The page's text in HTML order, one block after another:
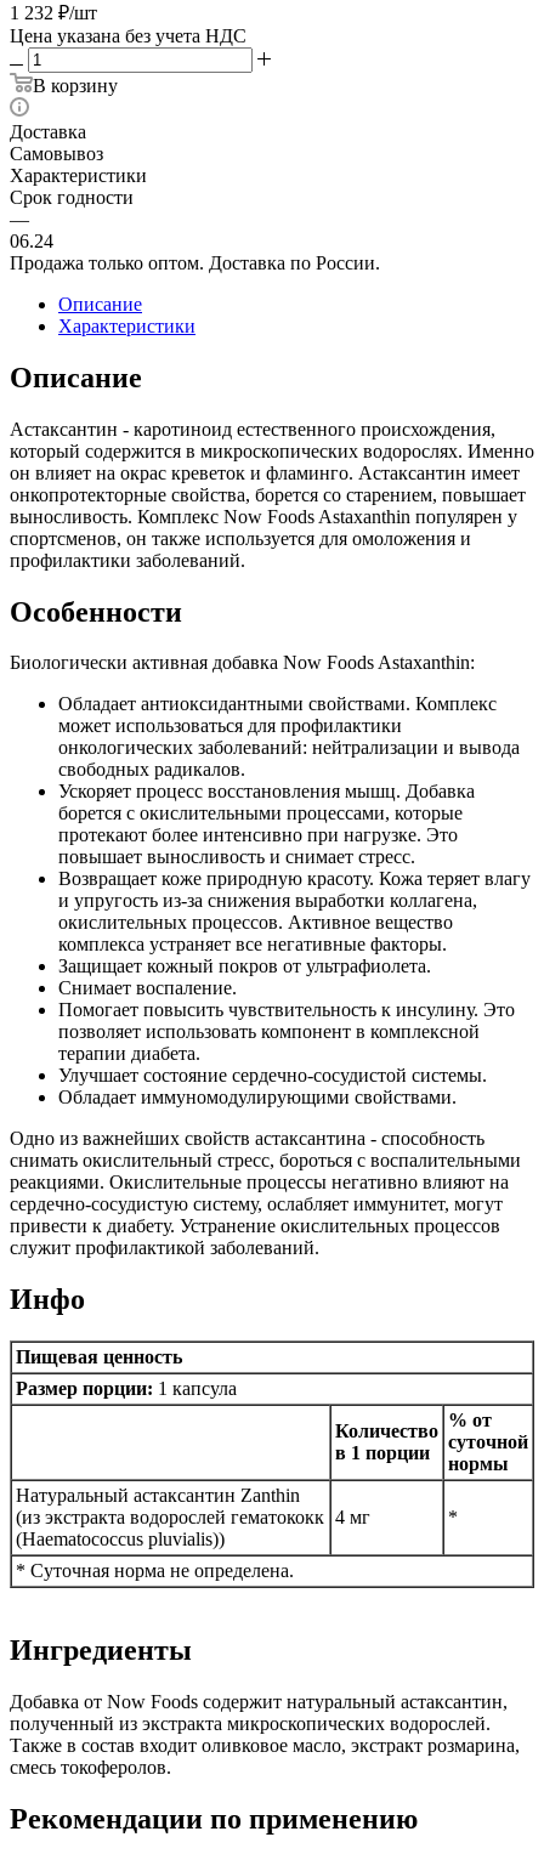
1 232 ₽/шт
Цена указана без учета НДС
В корзину
Доставка
Самовывоз
Характеристики
Срок годности
—
06.24
Продажа только оптом. Доставка по России.
Описание
Характеристики
Описание
Астаксантин - каротиноид естественного происхождения,
который содержится в микроскопических водорослях. Именно
он влияет на окрас креветок и фламинго. Астаксантин имеет
онкопротекторные свойства, борется со старением, повышает
выносливость. Комплекс Now Foods Astaxanthin популярен у
спортсменов, он также используется для омоложения и
профилактики заболеваний.
Особенности
Биологически активная добавка Now Foods Astaxanthin:
Обладает антиоксидантными свойствами. Комплекс
может использоваться для профилактики
онкологических заболеваний: нейтрализации и вывода
свободных радикалов.
Ускоряет процесс восстановления мышц. Добавка
борется с окислительными процессами, которые
протекают более интенсивно при нагрузке. Это
повышает выносливость и снимает стресс.
Возвращает коже природную красоту. Кожа теряет влагу
и упругость из-за снижения выработки коллагена,
окислительных процессов. Активное вещество
комплекса устраняет все негативные факторы.
Защищает кожный покров от ультрафиолета.
Снимает воспаление.
Помогает повысить чувствительность к инсулину. Это
позволяет использовать компонент в комплексной
терапии диабета.
Улучшает состояние сердечно-сосудистой системы.
Обладает иммуномодулирующими свойствами.
Одно из важнейших свойств астаксантина - способность
снимать окислительный стресс, бороться с воспалительными
реакциями. Окислительные процессы негативно влияют на
сердечно-сосудистую систему, ослабляет иммунитет, могут
привести к диабету. Устранение окислительных процессов
служит профилактикой заболеваний.
Инфо
Пищевая ценность
Размер порции: 1 капсула
Количество
в 1 порции
% от
суточной
нормы
Натуральный астаксантин Zanthin
(из экстракта водорослей гематококк
(Haematococcus pluvialis))
4 мг *
* Суточная норма не определена.
Ингредиенты
Добавка от Now Foods содержит натуральный астаксантин,
полученный из экстракта микроскопических водорослей.
Также в состав входит оливковое масло, экстракт розмарина,
смесь токоферолов.
Рекомендации по применению